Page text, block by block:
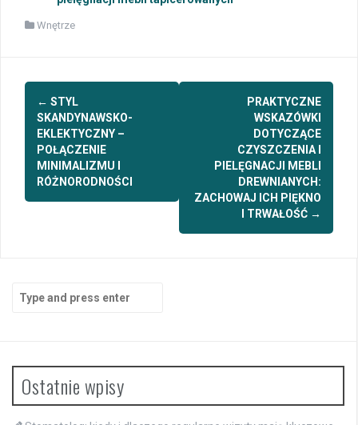
Wnętrze
Post
navigation
← STYL
SKANDYNAWSKO-
EKLEKTYCZNY –
POŁĄCZENIE
MINIMALIZMU I
RÓŻNORODNOŚCI
PRAKTYCZNE
WSKAZÓWKI
DOTYCZĄCE
CZYSZCZENIA I
PIELĘGNACJI MEBLI
DREWNIANYCH:
ZACHOWAJ ICH PIĘKNO
I TRWAŁOŚĆ →
Search
for:
Ostatnie wpisy